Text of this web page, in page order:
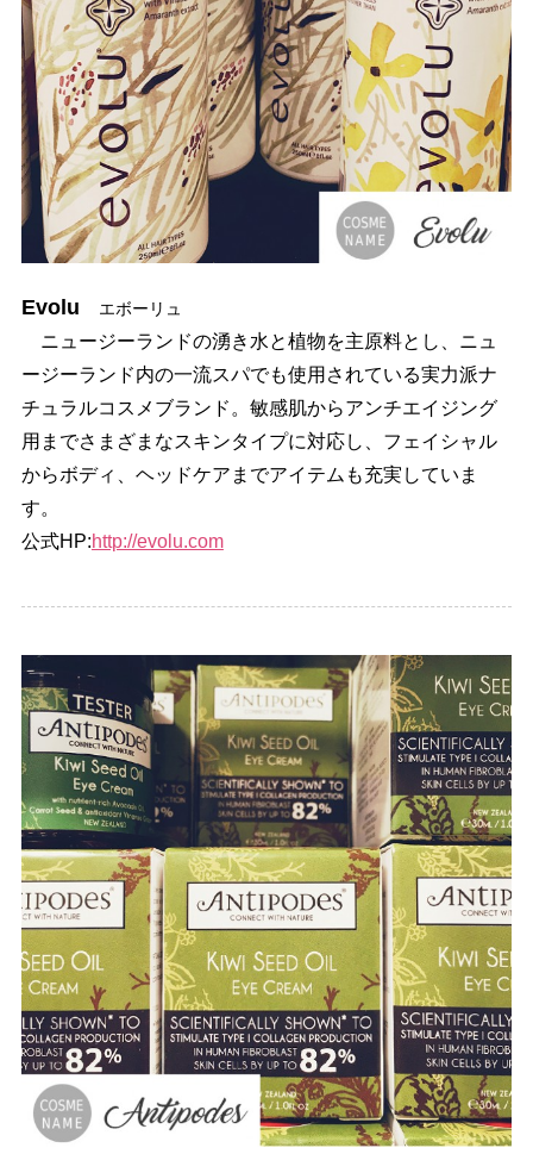
Evolu エボーリュ
ニュージーランドの湧き水と植物を主原料とし、ニュ
ージーランド内の一流スパでも使用されている実力派ナ
チュラルコスメブランド。敏感肌からアンチエイジング
用までさまざまなスキンタイプに対応し、フェイシャル
からボディ、ヘッドケアまでアイテムも充実していま
す。
公式HP:http://evolu.com